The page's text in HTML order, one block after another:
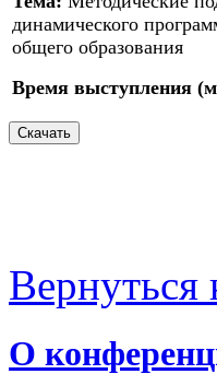
динамического
общего образования
Время выступления
Вернуться
О